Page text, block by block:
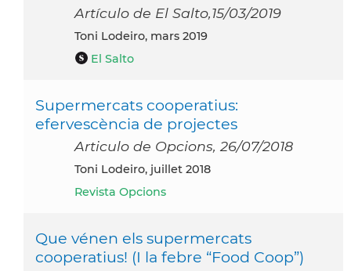
Artículo de El Salto,15/03/2019
Toni Lodeiro, mars 2019
El Salto
Supermercats cooperatius:
efervescència de projectes
Articulo de Opcions, 26/07/2018
Toni Lodeiro, juillet 2018
Revista Opcions
Que vénen els supermercats
cooperatius! (I la febre “Food Coop”)